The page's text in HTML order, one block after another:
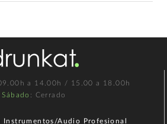
a 14.00h / 15.00 a 18.00h
Sábado : Cerrado
Instrumentos/Audio Profesional